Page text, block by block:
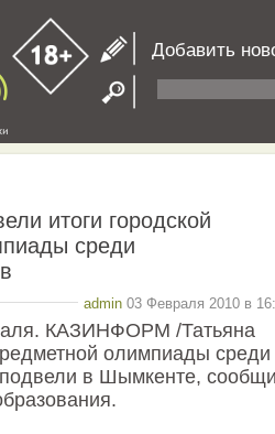
Добавить
итоги городской
среди
admin 03 Февраля 2010 в
КАЗИНФОРМ /Татьяна
олимпиады среди
в Шымкенте,